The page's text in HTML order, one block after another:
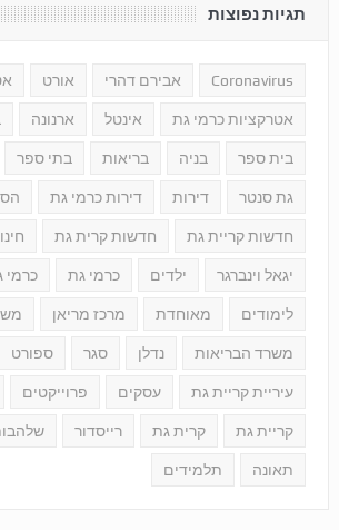
תגיות נפוצות
Coronavirus אבירם דהרי אורט
אטרקציות כרמי גת אינטל ארנונה
בית ספר בניה בריאות בתי ספר
גת סנטר דירות דירות כרמי גת
חדשות קריית גת חדשות קרית גת
יגאל וינברגר ילדים כרמי גת כרמי
לימודים מאוחדת מרכז מריאן
משרד הבריאות נדלן סגר ספורט
עיריית קריית גת עסקים פרוייקטים
קריית גת קרית גת רייסדור
תאונה תלמידים